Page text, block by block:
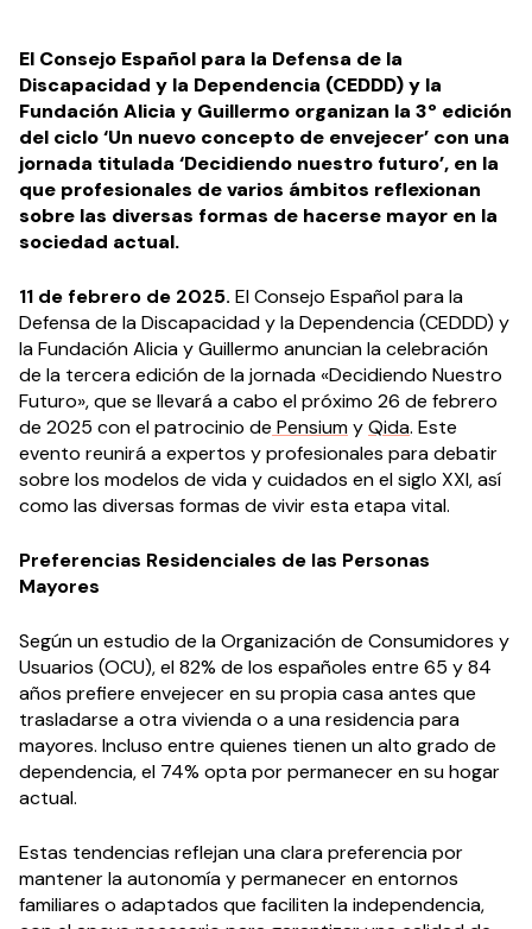
El Consejo Español para la Defensa de la
Discapacidad y la Dependencia (CEDDD) y la
Fundación Alicia y Guillermo organizan la 3º edición
del ciclo ‘Un nuevo concepto de envejecer’ con una
jornada titulada ‘Decidiendo nuestro futuro’, en la
que profesionales de varios ámbitos reflexionan
sobre las diversas formas de hacerse mayor en la
sociedad actual.
11 de febrero de 2025. El Consejo Español para la
Defensa de la Discapacidad y la Dependencia (CEDDD) y
la Fundación Alicia y Guillermo anuncian la celebración
de la tercera edición de la jornada «Decidiendo Nuestro
Futuro», que se llevará a cabo el próximo 26 de febrero
de 2025 con el patrocinio de PensiumyQida. Este
evento reunirá a expertos y profesionales para debatir
sobre los modelos de vida y cuidados en el siglo XXI, así
como las diversas formas de vivir esta etapa vital.
Preferencias Residenciales de las Personas
Mayores
Según un estudio de la Organización de Consumidores y
Usuarios (OCU), el 82% de los españoles entre 65 y 84
años prefiere envejecer en su propia casa antes que
trasladarse a otra vivienda o a una residencia para
mayores. Incluso entre quienes tienen un alto grado de
dependencia, el 74% opta por permanecer en su hogar
actual.
Estas tendencias reflejan una clara preferencia por
mantener la autonomía y permanecer en entornos
familiares o adaptados que faciliten la independencia,